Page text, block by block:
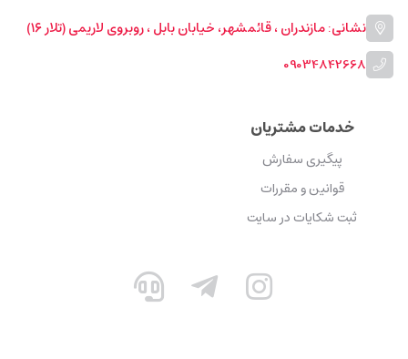
نشانی: مازندران ، قائمشهر، خیابان بابل ، روبروی لاریمی (تلار ۱۶)
09034842668
خدمات مشتریان
پیگیری سفارش
قوانین و مقررات
ثبت شکایات در سایت